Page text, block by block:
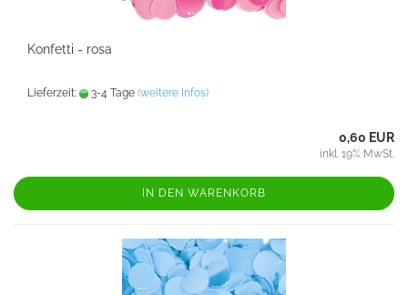
Konfetti - rosa
Lieferzeit: 3-4 Tage (weitere Infos)
0,60 EUR
inkl. 19% MwSt.
IN DEN WARENKORB